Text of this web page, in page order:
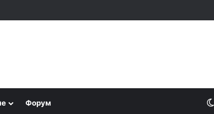
Форум